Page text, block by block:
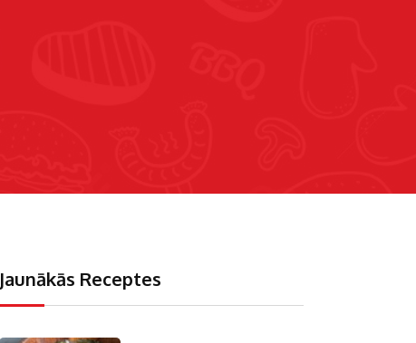
Jaunākās Receptes